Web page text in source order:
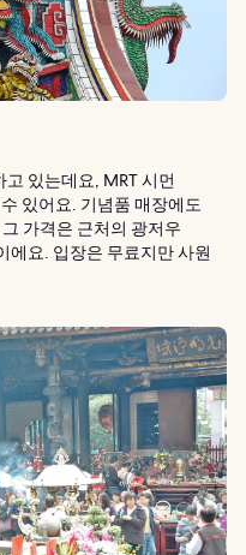
있는데요, MRT 시먼
있어요. 기념품 매장에도
가격은 근처의 광저우
에요. 입장은 무료지만 사원